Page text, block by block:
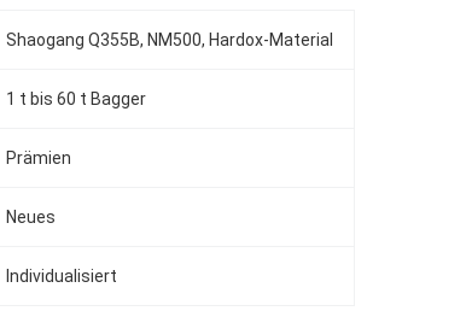
Shaogang Q355B, NM500, Hardox-Material
1 t bis 60 t Bagger
Prämien
Neues
Individualisiert